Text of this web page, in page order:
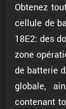
Obtenez
cellule de
18E2: des
zone
de batterie
globale,
contenant